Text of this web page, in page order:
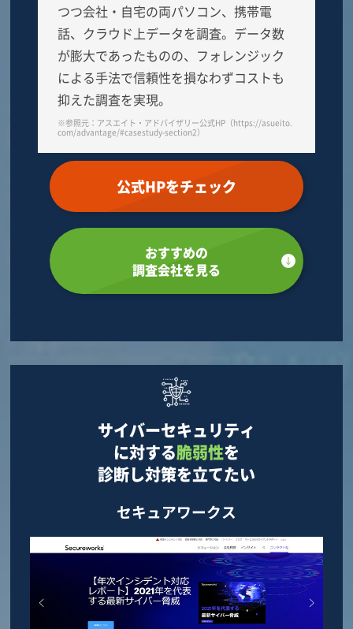
つつ会社・自宅の両パソコン、携帯電
話、クラウド上データを調査。データ数
が膨大であったものの、フォレンジック
による手法で信頼性を損なわずコストも
抑えた調査を実現。
※参照元：アスエイト・アドバイザリー公式HP（https://asueito.
com/advantage/#casestudy-section2）
公式HPをチェック
おすすめの
調査会社を見る
サイバーセキュリティ
に対する脆弱性を
診断し対策を立てたい
セキュアワークス